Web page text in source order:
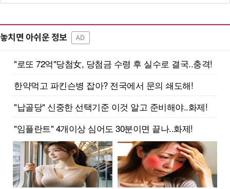
놓치면 아쉬운 정보 AD